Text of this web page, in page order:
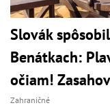
Slovák
Benátkach:
očiam!
Zahraničné